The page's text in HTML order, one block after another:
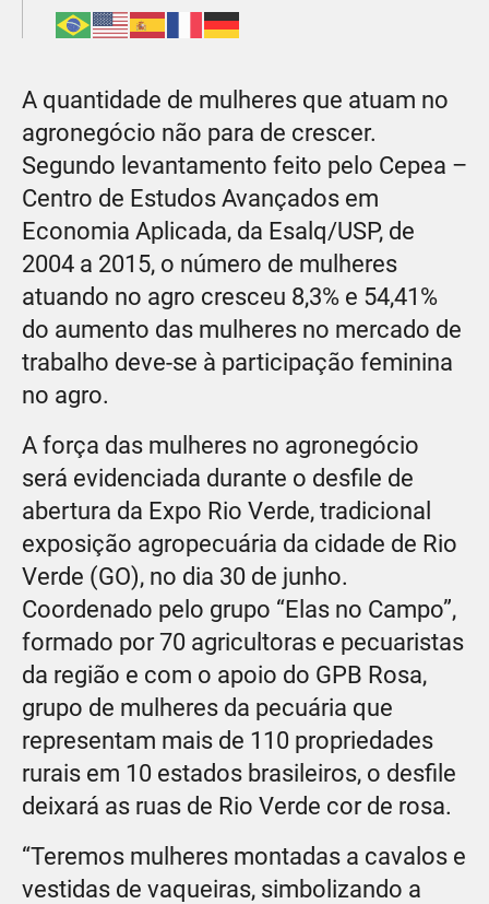
A quantidade de mulheres que atuam no
agronegócio não para de crescer.
Segundo levantamento feito pelo Cepea –
Centro de Estudos Avançados em
Economia Aplicada, da Esalq/USP, de
2004 a 2015, o número de mulheres
atuando no agro cresceu 8,3% e 54,41%
do aumento das mulheres no mercado de
trabalho deve-se à participação feminina
no agro.
A força das mulheres no agronegócio
será evidenciada durante o desfile de
abertura da Expo Rio Verde, tradicional
exposição agropecuária da cidade de Rio
Verde (GO), no dia 30 de junho.
Coordenado pelo grupo “Elas no Campo”,
formado por 70 agricultoras e pecuaristas
da região e com o apoio do GPB Rosa,
grupo de mulheres da pecuária que
representam mais de 110 propriedades
rurais em 10 estados brasileiros, o desfile
deixará as ruas de Rio Verde cor de rosa.
“Teremos mulheres montadas a cavalos e
vestidas de vaqueiras, simbolizando a